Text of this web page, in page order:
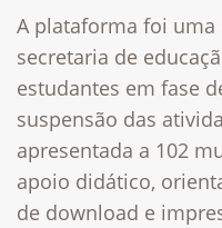
A plataforma foi uma
secretaria de
estudantes em fase
suspensão das
apresentada a 102
apoio didático,
de download e